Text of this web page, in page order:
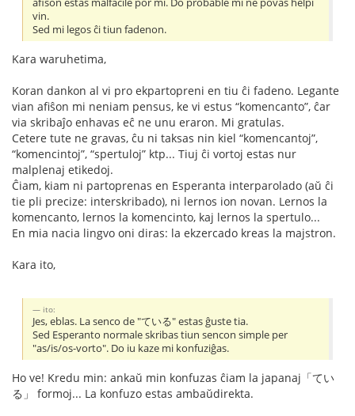
afiŝon estas malfacile por mi. Do probable mi ne povas helpi
vin.
Sed mi legos ĉi tiun fadenon.
Kara waruhetima,
Koran dankon al vi pro ekpartopreni en tiu ĉi fadeno. Legante
vian afiŝon mi neniam pensus, ke vi estus “komencanto”, ĉar
via skribaĵo enhavas eĉ ne unu eraron. Mi gratulas.
Cetere tute ne gravas, ĉu ni taksas nin kiel “komencantoj”,
“komencintoj”, “spertuloj” ktp... Tiuj ĉi vortoj estas nur
malplenaj etikedoj.
Ĉiam, kiam ni partoprenas en Esperanta interparolado (aŭ ĉi
tie pli precize: interskribado), ni lernos ion novan. Lernos la
komencanto, lernos la komencinto, kaj lernos la spertulo...
En mia nacia lingvo oni diras: la ekzercado kreas la majstron.
Kara ito,
ito:
Jes, eblas. La senco de "ている" estas ĝuste tia.
Sed Esperanto normale skribas tiun sencon simple per
"as/is/os-vorto". Do iu kaze mi konfuziĝas.
Ho ve! Kredu min: ankaŭ min konfuzas ĉiam la japanaj「てい
る」 formoj... La konfuzo estas ambaŭdirekta.